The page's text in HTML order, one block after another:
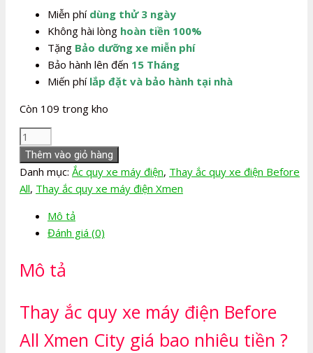
2.700.000,0₫.
2.240.000,0₫.
Miễn phí dùng thử 3 ngày
Không hài lòng hoàn tiền 100%
Tặng Bảo dưỡng xe miễn phí
Bảo hành lên đến 15 Tháng
Miến phí lắp đặt và bảo hành tại nhà
Còn 109 trong kho
Thay
Ắc
quy
xe
điện
Before
Xmen
số
lượng
Thêm vào giỏ hàng
Danh mục: Ắc quy xe máy điện, Thay ắc quy xe điện Before
All, Thay ắc quy xe máy điện Xmen
Mô tả
Đánh giá (0)
Mô tả
Thay ắc quy xe máy điện Before
All Xmen City giá bao nhiêu tiền ?